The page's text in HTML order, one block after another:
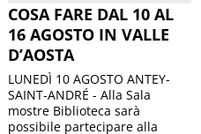
COSA FARE DAL 10 AL
16 AGOSTO IN VALLE
D’AOSTA
LUNEDÌ 10 AGOSTO ANTEY-
SAINT-ANDRÉ - Alla Sala
mostre Biblioteca sarà
possibile partecipare alla